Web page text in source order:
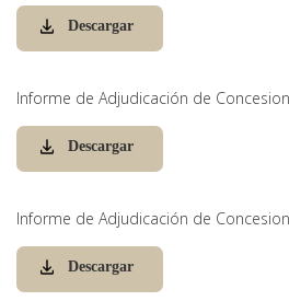
Descargar
Informe de Adjudicación de
Descargar
Informe de Adjudicación de
Descargar